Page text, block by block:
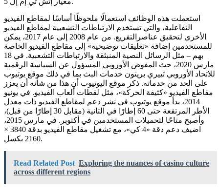
استعملت هذه الوظائف استعمالًا ملحوظًا أساسًا لمقاطع الفيديو
التفاعلية، والتي تستخدم الارتباطات التشعبية لمقاطع الفيديو
الأخرى لتحقيق عناصرالتفريع. من عام 2008 إلى عام 2017، يمكن
للمستخدمين إضافة «تعليقات توضيحية» إلى مقاطع الفيديو الخاصة
بهم – مثل الرسائل النصية المنبثقة والارتباطات التشعبية. في 18
مارس 2020، حث المفوض الأوروبي المسؤول عن السياسة الرقمية
للاتحاد الأوروبي تييري بريتون خدمات البث بما في ذلك موقع يوتيوب
على الحد من خدماته. ذكر موقع اليوتيوب أن هذا من شأنه أن يعزز
مقاطع الفيديو «كثيفة الحركة»، مثل لقطات ألعاب الفيديو. في يونيو
2014، بدأ موقع يوتيوب في نشر دعم لمقاطع الفيديو ذات معدل
الأطر المرتفعة حتى 60 إطارًا في الثانية (مقابل 30 إطارًا من قبل)،
وأصبح متاحًا لتحميلات المستخدمين في أكتوبر. في مارس 2015،
اضيف دعم دقة «4 كي»، مع تشغيل مقاطع الفيديو بدقة 3840 ×
2160 بكسل.
Read Related Post Exploring the nuances of casino culture
across different regions